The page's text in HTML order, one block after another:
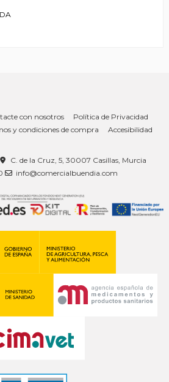
con nosotros
Política de Privacidad
y condiciones de compra Accesibilidad
C. de la Cruz, 5, 30007 Casillas, Murcia
info@comercialbuendia.com